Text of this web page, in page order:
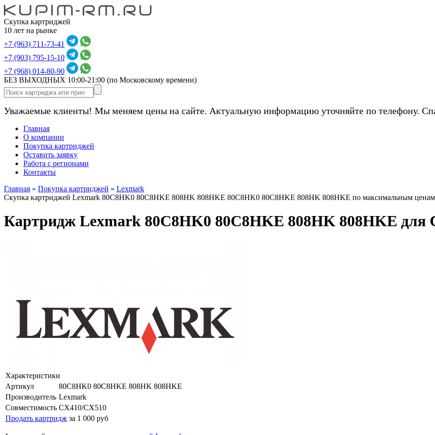
Скупка картриджей
10 лет на рынке
+7 (963) 711-73-41
+7 (903) 795-15-10
+7 (968) 014-80-90
БЕЗ ВЫХОДНЫХ 10:00-21:00 (по Московскому времени)
Уважаемые клиенты! Мы меняем цены на сайте. Актуальную информацию уточняйте по телефону.
Главная
О компании
Покупка картриджей
Оставить заявку
Работа с регионами
Контакты
Главная » Покупка картриджей » Lexmark
Скупка картриджей Lexmark 80C8HK0 80C8HKE 808HK 808HKE 80C8HK0 80C8HKE 808HK 808HKE по максимальным
Картридж Lexmark 80C8HK0 80C8HKE 808HK 808HKE для
Характеристики
Артикул
80C8HK0 80C8HKE 808HK 808HKE
Производитель Lexmark
Совместимость CX410/CX510
Продать картридж за 1 000 руб